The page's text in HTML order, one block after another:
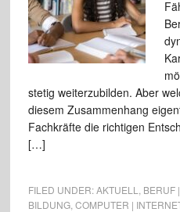
stetig weiterzubilden. Aber
diesem Zusammenhang
Fachkräfte die richtigen
[…]
FILED UNDER:AKTUELL BERUF
BILDUNG, COMPUTER |